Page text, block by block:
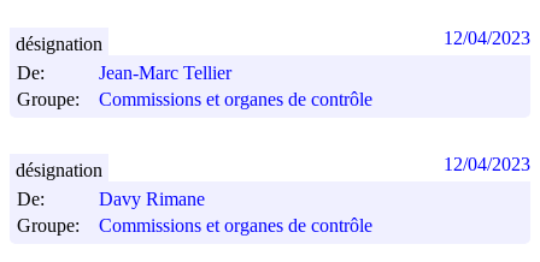
De:
Jean-Marc Tellier
Groupe:
Commissions et organes de contrôle
désignation 12/04/2023
De:
Davy Rimane
Groupe:
Commissions et organes de contrôle
désignation 12/04/2023